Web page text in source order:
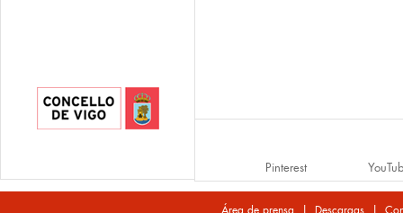
Pinterest
| |